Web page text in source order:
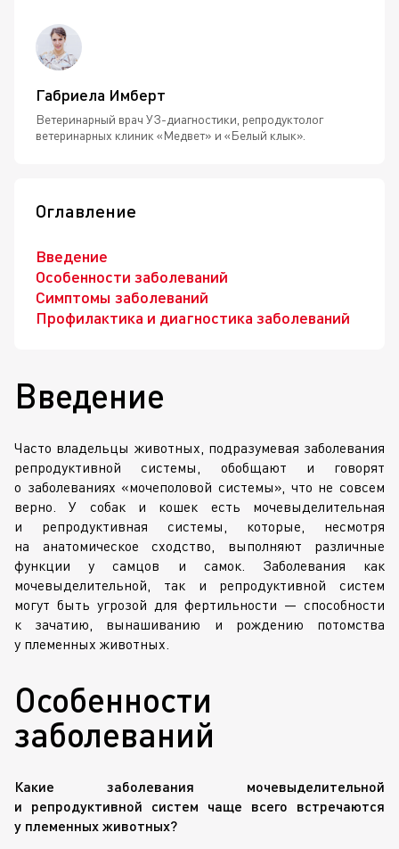
Габриела Имберт
Ветеринарный врач УЗ-диагностики, репродуктолог
ветеринарных клиник «Медвет» и «Белый клык».
Оглавление
Введение
Особенности заболеваний
Симптомы заболеваний
Профилактика и диагностика заболеваний
Введение
Часто владельцы животных, подразумевая заболевания
репродуктивной системы, обобщают и говорят
о заболеваниях «мочеполовой системы», что не совсем
верно. У собак и кошек есть мочевыделительная
и репродуктивная системы, которые, несмотря
на анатомическое сходство, выполняют различные
функции у самцов и самок. Заболевания как
мочевыделительной, так и репродуктивной систем
могут быть угрозой для фертильности — способности
к зачатию, вынашиванию и рождению потомства
у племенных животных.
Особенности
заболеваний
Какие заболевания мочевыделительной
и репродуктивной систем чаще всего встречаются
у племенных животных?